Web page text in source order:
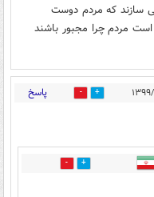
سازند که مردم دوست
مردم چرا مجبور باشند
21 پاسخ
6